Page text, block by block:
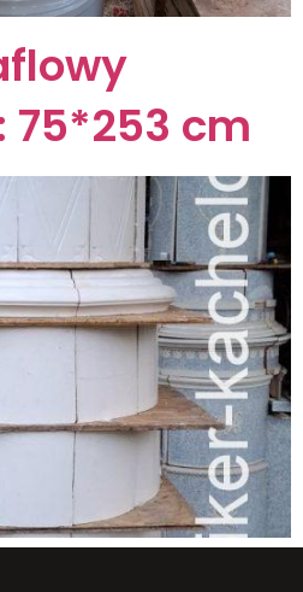
75*253 cm